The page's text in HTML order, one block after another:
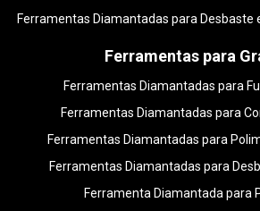
Ferramentas Diamantadas para Desbaste
Ferramentas para
Ferramentas Diamantadas para
Ferramentas Diamantadas para
Ferramentas Diamantadas para
Ferramentas Diamantadas para
Ferramenta Diamantada para